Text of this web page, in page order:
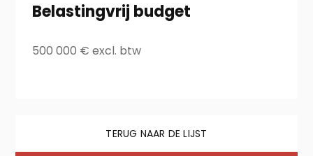
Belastingvrij budget
500 000 € excl. btw
TERUG NAAR DE LIJST